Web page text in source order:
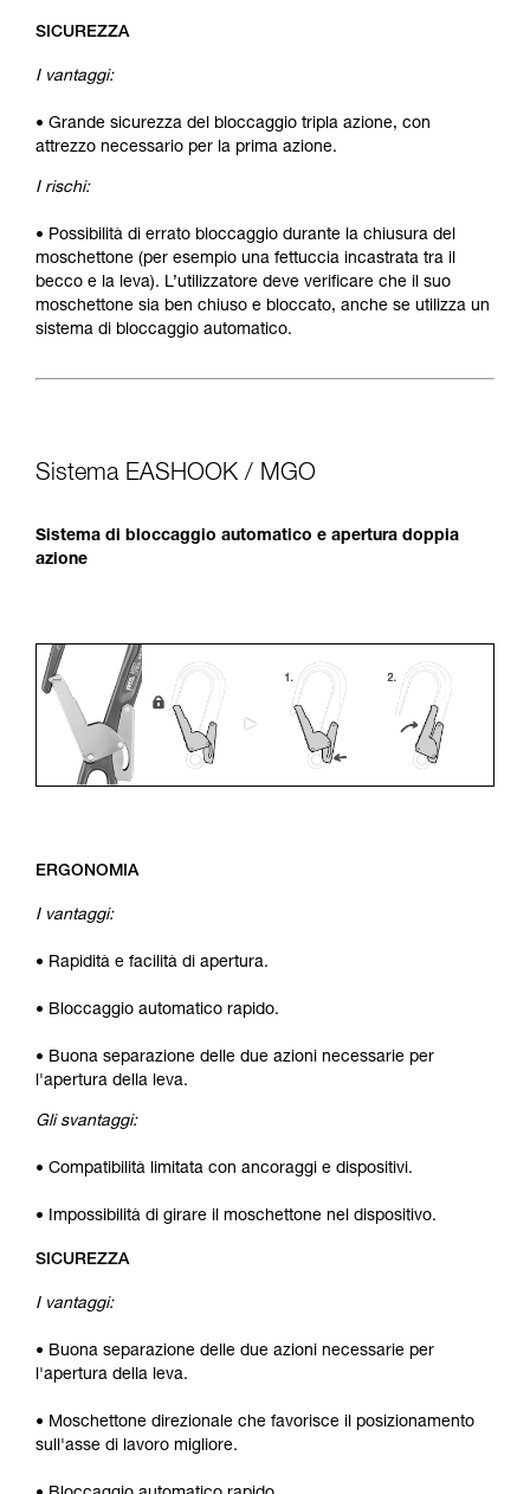
SICUREZZA
I vantaggi:
• Grande sicurezza del bloccaggio tripla azione, con
attrezzo necessario per la prima azione.
I rischi:
• Possibilità di errato bloccaggio durante la chiusura del
moschettone (per esempio una fettuccia incastrata tra il
becco e la leva). L’utilizzatore deve verificare che il suo
moschettone sia ben chiuso e bloccato, anche se utilizza un
sistema di bloccaggio automatico.
Sistema EASHOOK / MGO
Sistema di bloccaggio automatico e apertura doppia
azione
ERGONOMIA
I vantaggi:
• Rapidità e facilità di apertura.
• Bloccaggio automatico rapido.
• Buona separazione delle due azioni necessarie per
l'apertura della leva.
Gli svantaggi:
• Compatibilità limitata con ancoraggi e dispositivi.
• Impossibilità di girare il moschettone nel dispositivo.
SICUREZZA
I vantaggi:
• Buona separazione delle due azioni necessarie per
l'apertura della leva.
• Moschettone direzionale che favorisce il posizionamento
sull'asse di lavoro migliore.